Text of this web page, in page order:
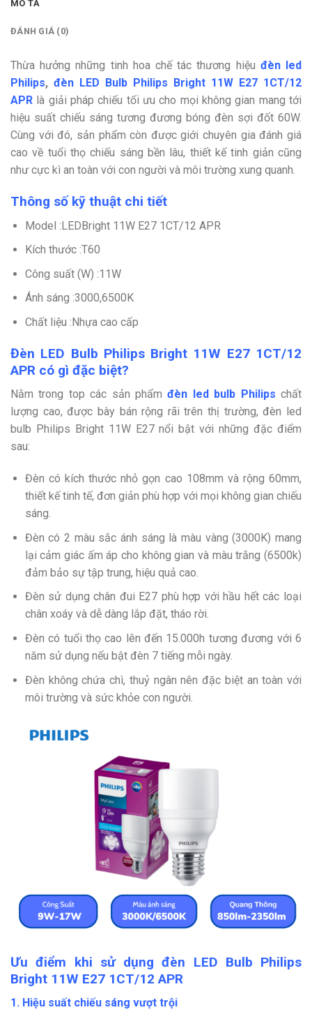
MÔ TẢ
ĐÁNH GIÁ (0)
Thừa hưởng những tinh hoa chế tác thương hiệu đèn led
Philips, đèn LED Bulb Philips Bright 11W E27 1CT/12
APR là giải pháp chiếu tối ưu cho mọi không gian mang tới
hiệu suất chiếu sáng tương đương bóng đèn sợi đốt 60W.
Cùng với đó, sản phẩm còn được giới chuyên gia đánh giá
cao về tuổi thọ chiếu sáng bền lâu, thiết kế tinh giản cũng
như cực kì an toàn với con người và môi trường xung quanh.
Thông số kỹ thuật chi tiết
Model :LEDBright 11W E27 1CT/12 APR
Kích thước :T60
Công suất (W) :11W
Ánh sáng :3000,6500K
Chất liệu :Nhựa cao cấp
Đèn LED Bulb Philips Bright 11W E27 1CT/12
APR có gì đặc biệt?
Nằm trong top các sản phẩmđèn led bulb Philips chất
lượng cao, được bày bán rộng rãi trên thị trường, đèn led
bulb Philips Bright 11W E27 nổi bật với những đặc điểm
sau:
Đèn có kích thước nhỏ gọn cao 108mm và rộng 60mm,
thiết kế tinh tế, đơn giản phù hợp với mọi không gian chiếu
sáng.
Đèn có 2 màu sắc ánh sáng là màu vàng (3000K) mang
lại cảm giác ấm áp cho không gian và màu trắng (6500k)
đảm bảo sự tập trung, hiệu quả cao.
Đèn sử dụng chân đui E27 phù hợp với hầu hết các loại
chân xoáy và dễ dàng lắp đặt, tháo rời.
Đèn có tuổi thọ cao lên đến 15.000h tương đương với 6
năm sử dụng nếu bật đèn 7 tiếng mỗi ngày.
Đèn không chứa chì, thuỷ ngân nên đặc biệt an toàn với
môi trường và sức khỏe con người.
Ưu điểm khi sử dụng đèn LED Bulb Philips
Bright 11W E27 1CT/12 APR
1. Hiệu suất chiếu sáng vượt trội